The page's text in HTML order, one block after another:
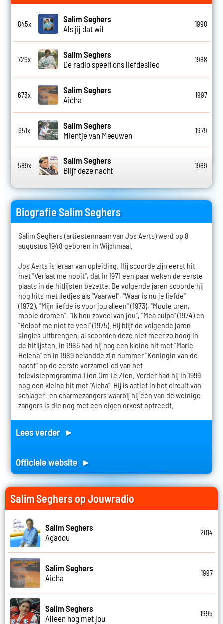
845x
Salim Seghers
Als jij dat wil
1990
726x
Salim Seghers
De radio speelt ons liefdeslied
1988
673x
Salim Seghers
Aicha
1997
651x
Salim Seghers
Mientje van Meeuwen
1979
589x
Salim Seghers
Blijf deze nacht
1989
Biografie Salim Seghers
Salim Seghers (artiestennaam van Jos Aerts) werd op 8
augustus 1948 geboren in Wijchmaal.
Jos Aerts is leraar van opleiding. Hij scoorde zijn eerst hit
met "Verlaat me nooit", dat in 1971 een paar weken de eerste
plaats in de hitlijsten bezette. De volgende jaren scoorde hij
nog hits met liedjes als "Vaarwel", "Waar is nu je liefde"
(1972), "Mijn liefde is voor jou alleen" (1973), "Mooie uren,
mooie dromen", "Ik hou zoveel van jou", "Mea culpa" (1974) en
"Beloof me niet te veel" (1975). Hij blijf de volgende jaren
singles uitbrengen, al scoorden deze niet meer zo hoog in
de hitlijsten. In 1986 had hij nog een kleine hit met "Marie
Helena" en in 1989 belandde zijn nummer "Koningin van de
nacht" op de eerste verzamel-cd van het
televisieprogramma Tien Om Te Zien. Verder had hij in 1999
nog een kleine hit met "Aicha". Hij is actief in het circuit van
schlager- en charmezangers waarbij hij één van de weinige
zangers is die nog met een eigen orkest optreedt.
Lees verder ►
Officiele website ►
Salim Seghers op Jouwradio
Salim Seghers
Agadou
2014
Salim Seghers
Aicha
1997
Salim Seghers
Alleen nog met jou
1995